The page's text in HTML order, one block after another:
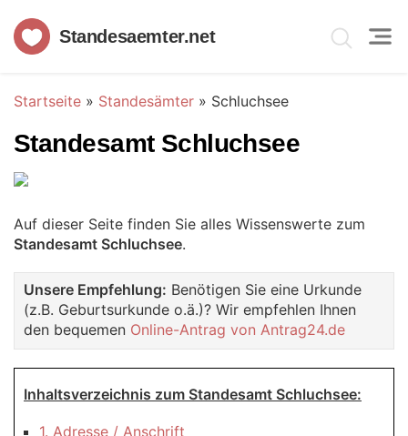
Standesaemter.net
Startseite » Standesämter » Schluchsee
Standesamt Schluchsee
Auf dieser Seite finden Sie alles Wissenswerte zum
Standesamt Schluchsee.
Unsere Empfehlung: Benötigen Sie eine Urkunde
(z.B. Geburtsurkunde o.ä.)? Wir empfehlen Ihnen
den bequemen Online-Antrag von Antrag24.de
Inhaltsverzeichnis zum Standesamt Schluchsee:
1. Adresse / Anschrift